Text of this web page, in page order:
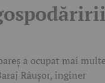
a ocupat mai
Râușor, inginer